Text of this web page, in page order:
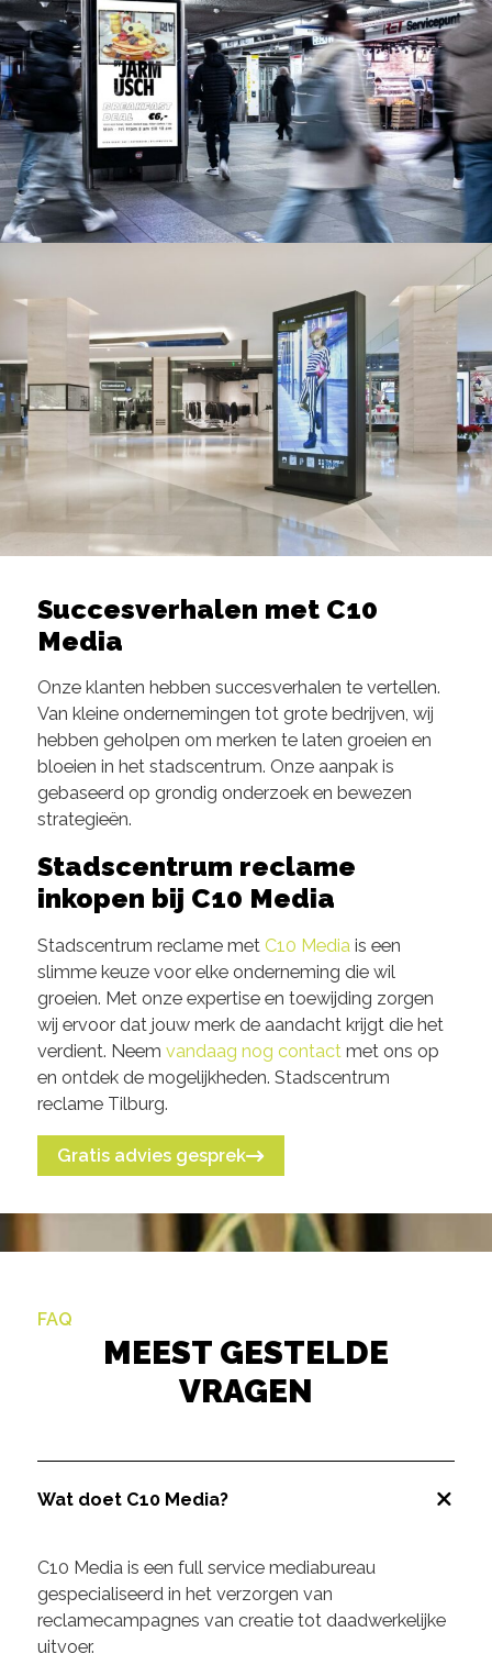
Succesverhalen met C10
Media
Onze klanten hebben succesverhalen te vertellen.
Van kleine ondernemingen tot grote bedrijven, wij
hebben geholpen om merken te laten groeien en
bloeien in het stadscentrum. Onze aanpak is
gebaseerd op grondig onderzoek en bewezen
strategieën.
Stadscentrum reclame
inkopen bij C10 Media
Stadscentrum reclame met C10 Media is een
slimme keuze voor elke onderneming die wil
groeien. Met onze expertise en toewijding zorgen
wij ervoor dat jouw merk de aandacht krijgt die het
verdient. Neem vandaag nog contact met ons op
en ontdek de mogelijkheden. Stadscentrum
reclame Tilburg.
Gratis advies gesprek
FAQ
MEEST GESTELDE
VRAGEN
Wat doet C10 Media?
C10 Media is een full service mediabureau
gespecialiseerd in het verzorgen van
reclamecampagnes van creatie tot daadwerkelijke
uitvoer.